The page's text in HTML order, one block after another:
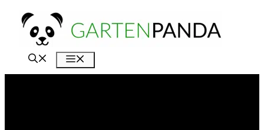
Zum
Inhalt
springen